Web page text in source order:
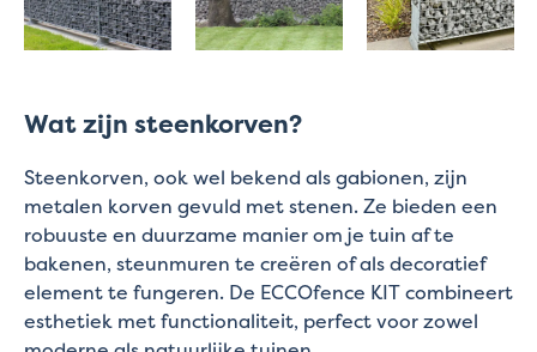
Wat zijn steenkorven?
Steenkorven, ook wel bekend als gabionen, zijn
metalen korven gevuld met stenen. Ze bieden een
robuuste en duurzame manier om je tuin af te
bakenen, steunmuren te creëren of als decoratief
element te fungeren. De ECCOfence KIT combineert
esthetiek met functionaliteit, perfect voor zowel